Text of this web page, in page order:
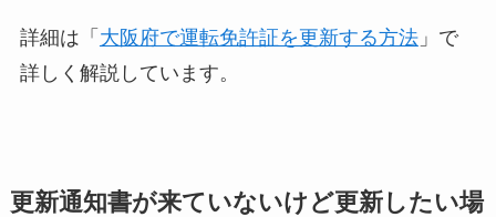
詳細は「 大阪府で運転免許証を更新する方法」で
詳しく解説しています。
更新通知書が来ていないけど更新したい場